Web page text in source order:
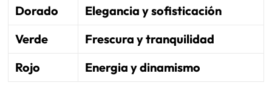
Dorado
Elegancia y sofisticación
Verde
Frescura y tranquilidad
Rojo
Energia y dinamismo